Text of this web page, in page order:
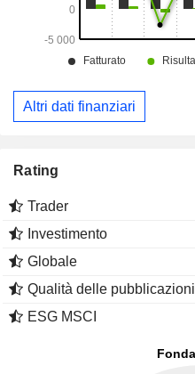
Altri dati finanziari
Rating
Trader
Investimento
Globale
Qualità delle pubblicazioni
ESG MSCI